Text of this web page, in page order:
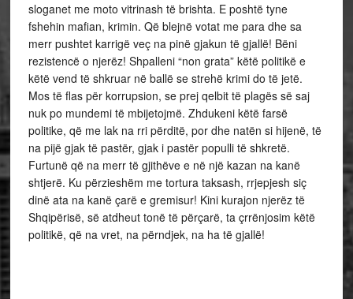
sloganet me moto vitrinash të brishta. E poshtë tyne
fshehin mafian, krimin. Që blejnë votat me para dhe sa
merr pushtet karrigë veç na pinë gjakun të gjallë! Bëni
rezistencë o njerëz! Shpalleni “non grata” këtë politikë e
këtë vend të shkruar në ballë se strehë krimi do të jetë.
Mos të flas për korrupsion, se prej qelbit të plagës së saj
nuk po mundemi të mbijetojmë. Zhdukeni këtë farsë
politike, që me lak na rri përditë, por dhe natën si hijenë, të
na pijë gjak të pastër, gjak i pastër populli të shkretë.
Furtunë që na merr të gjithëve e në një kazan na kanë
shtjerë. Ku përzieshëm me tortura taksash, rrjepjesh siç
dinë ata na kanë çarë e gremisur! Kini kurajon njerëz të
Shqipërisë, së atdheut tonë të përçarë, ta çrrënjosim këtë
politikë, që na vret, na përndjek, na ha të gjallë!